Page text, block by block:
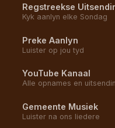
Regstreekse
Kyk aanlyn elke Sondag
Preke Aanlyn
Luister op jou tyd
YouTube Kanaal
Alle opnames en
Gemeente Musiek
Luister na ons liedere